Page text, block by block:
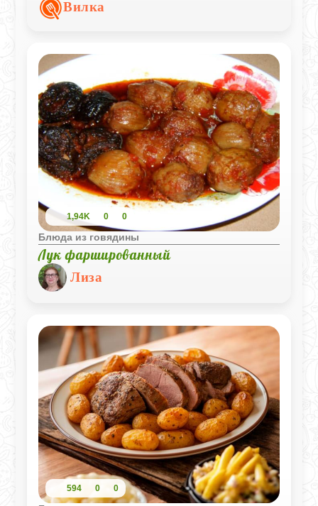
Вилка
1,94K 0 0
Блюда из говядины
Лук фаршированный
Лиза
594 0 0